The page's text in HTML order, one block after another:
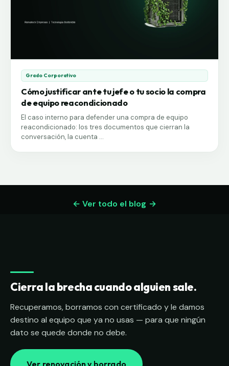
Grado Corporativo
Cómo justificar ante tu jefe o tu socio la compra
de equipo reacondicionado
El caso interno para defender una compra de equipo
reacondicionado: los tres documentos que cierran la
conversación, la cuenta ...
← Ver todo el blog
Cierra la brecha cuando alguien sale.
Recuperamos, borramos con certificado y le damos
destino al equipo que ya no usas — para que ningún
dato se quede donde no debe.
Ver renovación y borrado